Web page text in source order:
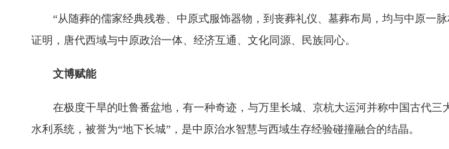
“从随葬的儒家经典残卷、中原式服饰器物，到丧葬礼仪、墓葬布局，均与中原一
证明，唐代西域与中原政治一体、经济互通、文化同源、民族同心。
文博赋能
在极度干旱的吐鲁番盆地，有一种奇迹，与万里长城、京杭大运河并称中国古代
水利系统，被誉为“地下长城”，是中原治水智慧与西域生存经验碰撞融合的结晶。